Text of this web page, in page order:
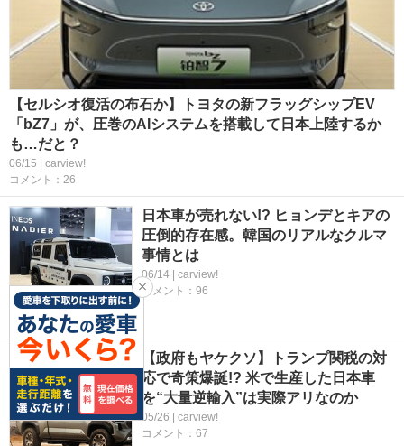
【セルシオ復活の布石か】トヨタの新フラッグシップEV
「bZ7」が、圧巻のAIシステムを搭載して日本上陸するか
も…だと？
06/15 | carview!
コメント：26
日本車が売れない!? ヒョンデとキアの
圧倒的存在感。韓国のリアルなクルマ
事情とは
06/14 | carview!
コメント：96
【政府もヤケクソ】トランプ関税の対
応で奇策爆誕!? 米で生産した日本車
を“大量逆輸入”は実際アリなのか
05/26 | carview!
コメント：67